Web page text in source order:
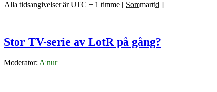
Alla tidsangivelser är UTC + 1 timme [ Sommartid ]
Stor TV-serie av LotR på gång?
Moderator: Ainur